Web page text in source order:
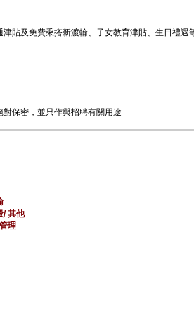
貼及免費乘搭新渡輪、子女教育津貼、生日禮遇
保密，並只作與招聘有關用途
/ 其他
理